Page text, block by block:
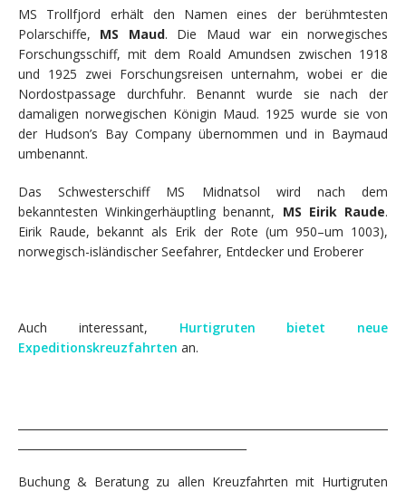
MS Trollfjord erhält den Namen eines der berühmtesten
Polarschiffe, MS Maud. Die Maud war ein norwegisches
Forschungsschiff, mit dem Roald Amundsen zwischen 1918
und 1925 zwei Forschungsreisen unternahm, wobei er die
Nordostpassage durchfuhr. Benannt wurde sie nach der
damaligen norwegischen Königin Maud. 1925 wurde sie von
der Hudson’s Bay Company übernommen und in Baymaud
umbenannt.
Das Schwesterschiff MS Midnatsol wird nach dem
bekanntesten Winkingerhäuptling benannt, MS Eirik Raude.
Eirik Raude, bekannt als Erik der Rote (um 950–um 1003),
norwegisch-isländischer Seefahrer, Entdecker und Eroberer
Auch interessant, Hurtigruten bietet neue
Expeditionskreuzfahrten an.
Buchung & Beratung zu allen Kreuzfahrten mit Hurtigruten